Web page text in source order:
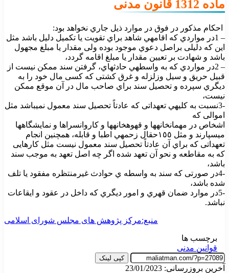
ماده 1312 قانون مدنی
احکام مذکور در فوق در موارد ذیل جاري نخواهد بود:
– 1در مواردي که اقامهي شاهد براي تقویت یا تکمیل دلیل باشد مثل
این که دلیلی بر اصل دعوي موجود بوده ولی مقدار یا مبلغ مجهول
باشد و شهادت بر تعیین مقدار یا مبلغ اقامه گردد،
– 2در مواردي که به واسطهي حادثهاي، گرفتن سند ممکن نیست از
قبیل حریق و سیل وزلزله و غرق کشتی که کسی مال خود را به
دیگري سپرده و تحصیل سند براي صاحب مال در آن موقع ممکن
نیست،
-3نسبت به کلیهي تعهداتی که عادتاً تحصیل سند معمول نمیباشد مثل
اموالی که
اشخاص در مهمانخانهها و قهوهخانهها و کاروانسراها و نمایشگاهها
میسپارند و مثل ١٥٥حقال زحمهي اطبا و قابله، همچنین انجام
تعهداتی که براي آن عادتاً تحصیل سند معمول نیست مثل کارهایی
که به مقاطعه و نحو آن تعهد شده اگر چه اصل تعهد به موجب سند
باشد،
-4در صورتی که سند به واسطه ي حوادث غیرمنتظره مفقود یا تلف
شده باشد،
-5در موارد ضمان قهري و امور دیگري که داخل در عقود و ایقاعات
نباشد.
منبع:مرکز پژوهش های مجلس شورای اسلامی
برچسب ها
قوانین مدنی
کپی لینک
آخرین بروزرسانی: 23/01/2023